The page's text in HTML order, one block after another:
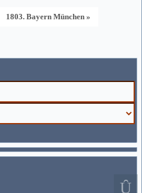
1803. Bayern München »